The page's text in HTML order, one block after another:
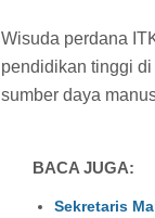
Wisuda perdana
pendidikan tinggi
sumber daya
BACA JUGA:
Sekretaris